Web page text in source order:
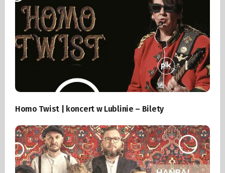
Homo Twist | koncert w Lublinie – Bilety